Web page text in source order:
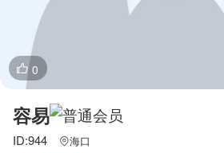
 0
容易
ID:944 海口